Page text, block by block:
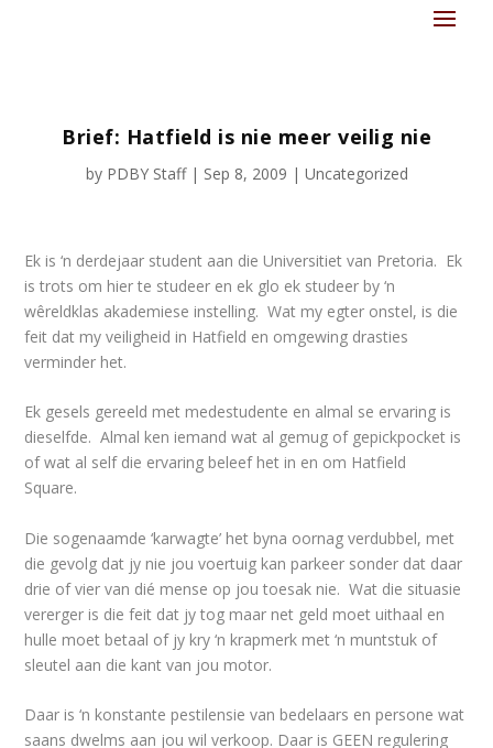
Brief: Hatfield is nie meer veilig nie
by PDBY Staff| Sep 8, 2009 | Uncategorized
Ek is ‘n derdejaar student aan die Universitiet van Pretoria. Ek
is trots om hier te studeer en ek glo ek studeer by ‘n
wêreldklas akademiese instelling. Wat my egter onstel, is die
feit dat my veiligheid in Hatfield en omgewing drasties
verminder het.
Ek gesels gereeld met medestudente en almal se ervaring is
dieselfde. Almal ken iemand wat al gemug of gepickpocket is
of wat al self die ervaring beleef het in en om Hatfield
Square.
Die sogenaamde ‘karwagte’ het byna oornag verdubbel, met
die gevolg dat jy nie jou voertuig kan parkeer sonder dat daar
drie of vier van dié mense op jou toesak nie. Wat die situasie
vererger is die feit dat jy tog maar net geld moet uithaal en
hulle moet betaal of jy kry ‘n krapmerk met ‘n muntstuk of
sleutel aan die kant van jou motor.
Daar is ‘n konstante pestilensie van bedelaars en persone wat
saans dwelms aan jou wil verkoop. Daar is GEEN regulering